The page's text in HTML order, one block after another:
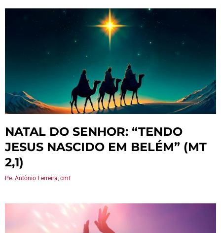
NATAL DO SENHOR: “TENDO
JESUS NASCIDO EM BELÉM” (MT
2,1)
Pe. Antônio Ferreira, cmf